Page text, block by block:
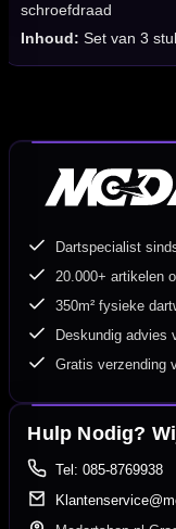
schroefdraad
Inhoud: Set van 3
Dartspecialist
20.000+ artikelen
350m² fysieke
Deskundig advies
Gratis verzending
Hulp Nodig?
Tel: 085-8769938